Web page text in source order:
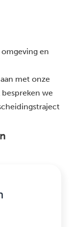
en
met onze
we